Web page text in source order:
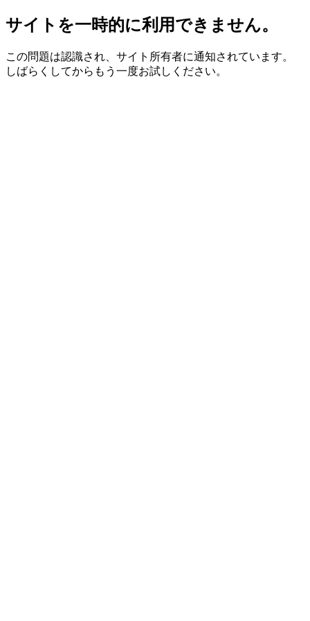
サイトを一時的に利用できません。
この問題は認識され、サイト所有者に通知されています。
しばらくしてからもう一度お試しください。